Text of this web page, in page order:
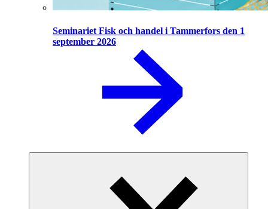
Seminariet Fisk och handel i Tammerfors den 1
september 2026